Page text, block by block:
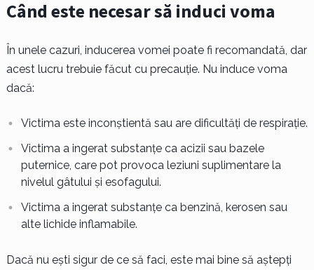
Când este necesar să induci voma
În unele cazuri, inducerea vomei poate fi recomandată, dar
acest lucru trebuie făcut cu precauție. Nu induce voma
dacă:
Victima este inconștientă sau are dificultăți de respirație.
Victima a ingerat substanțe ca acizii sau bazele
puternice, care pot provoca leziuni suplimentare la
nivelul gâtului și esofagului.
Victima a ingerat substanțe ca benzină, kerosen sau
alte lichide inflamabile.
Dacă nu ești sigur de ce să faci, este mai bine să aștepți